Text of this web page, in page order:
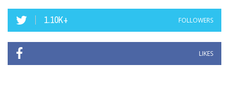
1.10K+ FOLLOWERS
LIKES